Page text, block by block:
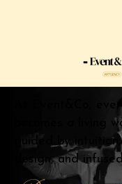
At Event&Co,
becomes a living
guided by
design, and